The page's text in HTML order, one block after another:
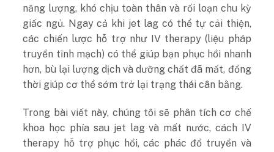
năng lượng, khó chịu toàn thân và rối loạn chu kỳ
giấc ngủ. Ngay cả khi jet lag có thể tự cải thiện,
các chiến lược hỗ trợ như IV therapy (liệu pháp
truyền tĩnh mạch) có thể giúp bạn phục hồi nhanh
hơn, bù lại lượng dịch và dưỡng chất đã mất, đồng
thời giúp cơ thể sớm trở lại trạng thái cân bằng.
Trong bài viết này, chúng tôi sẽ phân tích cơ chế
khoa học phía sau jet lag và mất nước, cách IV
therapy hỗ trợ phục hồi, các phác đồ truyền và